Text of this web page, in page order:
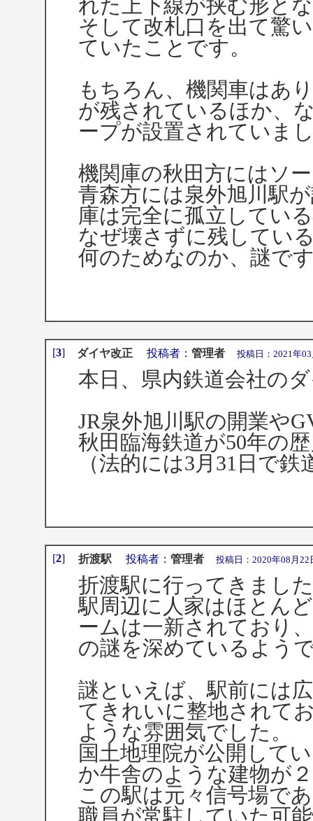
れた上下線が挟む形と
そして改札口を出て驚
ていたことです。
もちろん、機関車はあ
が残されているほか、
ープが設置されていま
機関庫の秋田方にはソ
青森方には泉外旭川駅
庫は完全に孤立してい
なぜ壊さずに残してい
何のためなのか、謎で
[3] ダイヤ改正投稿者： 管理者 投稿日：2021年03
本日、県内鉄道会社の
JR泉外旭川駅の開業や
秋田臨海鉄道が50年の
（法的には3月31日で
[2] 折渡駅投稿者： 管理者 投稿日：2020年08月22
折渡駅に行ってきまし
駅周辺に人家はほとん
ームは一新されており
の謎を深めているよう
謎といえば、駅前には
てきれいに整地されて
ような雰囲気でした。
国土地理院が公開して
か牛舎のような建物が
この駅は元々信号場で